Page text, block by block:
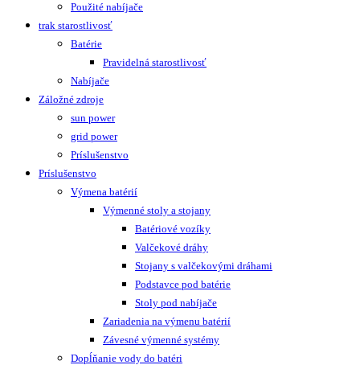
Použité nabíjače
trak starostlivosť
Batérie
Pravidelná starostlivosť
Nabíjače
Záložné zdroje
sun power
grid power
Príslušenstvo
Príslušenstvo
Výmena batérií
Výmenné stoly a stojany
Batériové vozíky
Valčekové dráhy
Stojany s valčekovými dráhami
Podstavce pod batérie
Stoly pod nabíjače
Zariadenia na výmenu batérií
Závesné výmenné systémy
Dopĺňanie vody do batéri